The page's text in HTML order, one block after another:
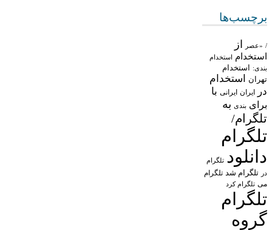
برچسب‌ها
/ «عصر از
استخدام استخدام
بندی: استخدام
تهران
استخدام
در
ایران ایرانی با
برای بندی به
تلگرام/
تلگرام
دانلود تلگرام
در تلگرام شد تلگرام
می تلگرام کرد
تلگرام
گروه